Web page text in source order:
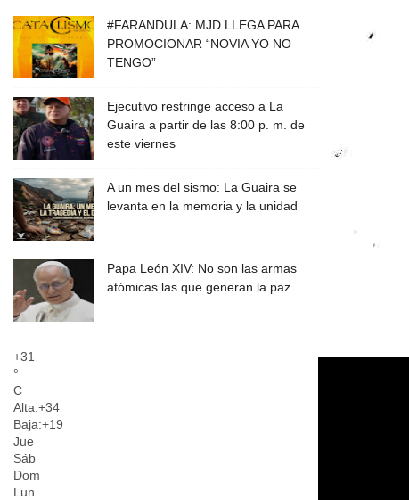
#FARANDULA: MJD LLEGA PARA
PROMOCIONAR “NOVIA YO NO
TENGO”
Ejecutivo restringe acceso a La
Guaira a partir de las 8:00 p. m. de
este viernes
A un mes del sismo: La Guaira se
levanta en la memoria y la unidad
Papa León XIV: No son las armas
atómicas las que generan la paz
+31
°
C
Alta:+34
Baja:+19
Jue
Sáb
Dom
Lun